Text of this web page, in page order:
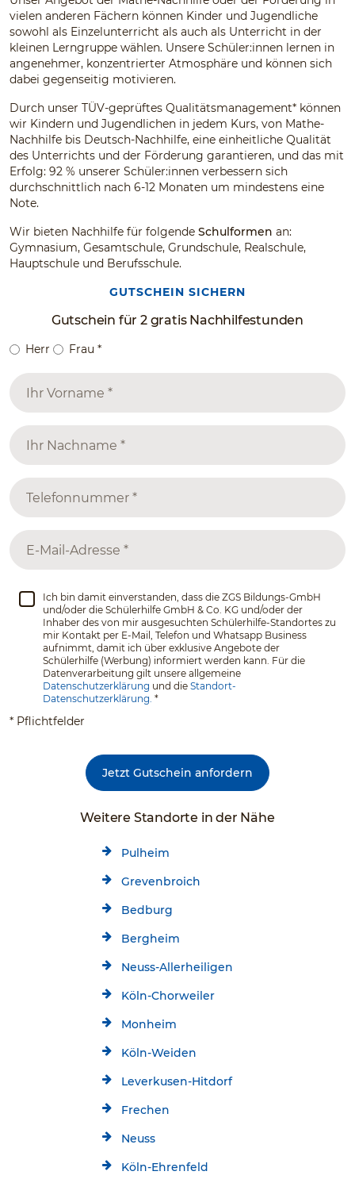
vielen anderen Fächern können Kinder und Jugendliche
sowohl als Einzelunterricht als auch als Unterricht in der
kleinen Lerngruppe wählen. Unsere Schüler:innen lernen in
angenehmer, konzentrierter Atmosphäre und können sich
dabei gegenseitig motivieren.
Durch unser TÜV-geprüftes Qualitätsmanagement* können
wir Kindern und Jugendlichen in jedem Kurs, von Mathe-
Nachhilfe bis Deutsch-Nachhilfe, eine einheitliche Qualität
des Unterrichts und der Förderung garantieren, und das mit
Erfolg: 92 % unserer Schüler:innen verbessern sich
durchschnittlich nach 6-12 Monaten um mindestens eine
Note.
Wir bieten Nachhilfe für folgende Schulformen an:
Gymnasium, Gesamtschule, Grundschule, Realschule,
Hauptschule und Berufsschule.
GUTSCHEIN SICHERN
Gutschein für 2 gratis Nachhilfestunden
Herr Frau *
Ich bin damit einverstanden, dass die ZGS Bildungs-GmbH
und/oder die Schülerhilfe GmbH & Co. KG und/oder der
Inhaber des von mir ausgesuchten Schülerhilfe-Standortes zu
mir Kontakt per E-Mail, Telefon und Whatsapp Business
aufnimmt, damit ich über exklusive Angebote der
Schülerhilfe (Werbung) informiert werden kann. Für die
Datenverarbeitung gilt unsere allgemeine
Datenschutzerklärung und die Standort-
Datenschutzerklärung. *
* Pflichtfelder
Jetzt Gutschein anfordern
Weitere Standorte in der Nähe
Pulheim
Grevenbroich
Bedburg
Bergheim
Neuss-Allerheiligen
Köln-Chorweiler
Monheim
Köln-Weiden
Leverkusen-Hitdorf
Frechen
Neuss
Köln-Ehrenfeld